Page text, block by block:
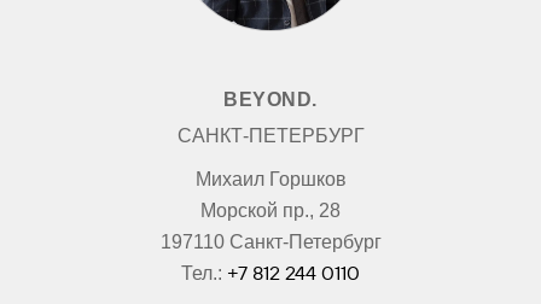
BEYOND.
САНКТ-ПЕТЕРБУРГ
Михаил Горшков
Морской пр., 28
197110 Санкт-Петербург
Тел.: +7 812 244 0110